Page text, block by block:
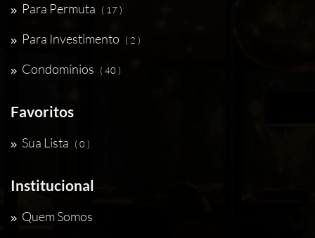
Para Permuta ( 17 )
Para Investimento ( 2 )
Condomínios ( 40 )
Favoritos
Sua Lista ( 0 )
Institucional
Quem Somos